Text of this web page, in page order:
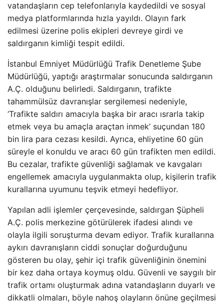
vatandaşların cep telefonlarıyla kaydedildi ve sosyal
medya platformlarında hızla yayıldı. Olayın fark
edilmesi üzerine polis ekipleri devreye girdi ve
saldırganın kimliği tespit edildi.
İstanbul Emniyet Müdürlüğü Trafik Denetleme Şube
Müdürlüğü, yaptığı araştırmalar sonucunda saldırganın
A.Ç. olduğunu belirledi. Saldırganın, trafikte
tahammülsüz davranışlar sergilemesi nedeniyle,
‘Trafikte saldırı amacıyla başka bir aracı ısrarla takip
etmek veya bu amaçla araçtan inmek’ suçundan 180
bin lira para cezası kesildi. Ayrıca, ehliyetine 60 gün
süreyle el konuldu ve aracı 60 gün trafikten men edildi.
Bu cezalar, trafikte güvenliği sağlamak ve kavgaları
engellemek amacıyla uygulanmakta olup, kişilerin trafik
kurallarına uyumunu teşvik etmeyi hedefliyor.
Yapılan adli işlemler çerçevesinde, saldırgan Şüpheli
A.Ç. polis merkezine götürülerek ifadesi alındı ve
olayla ilgili soruşturma devam ediyor. Trafik kurallarına
aykırı davranışların ciddi sonuçlar doğurduğunu
gösteren bu olay, şehir içi trafik güvenliğinin önemini
bir kez daha ortaya koymuş oldu. Güvenli ve saygılı bir
trafik ortamı oluşturmak adına vatandaşların duyarlı ve
dikkatli olmaları, böyle nahoş olayların önüne geçilmesi